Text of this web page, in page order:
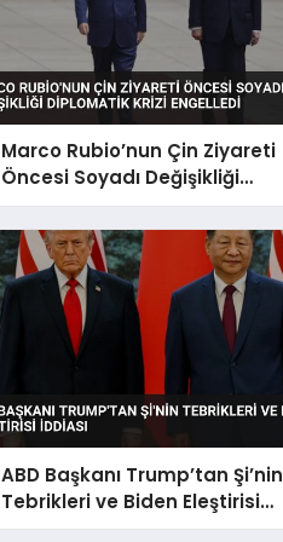
Marco Rubio’nun Çin Ziyareti
Öncesi Soyadı Değişikliği
Diplomatik Krizi Engelledi
ABD Başkanı Trump’tan Şi’nin
Tebrikleri ve Biden Eleştirisi
İddiası